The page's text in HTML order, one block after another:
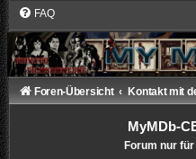
FAQ
Foren-Übersicht Kontakt mit
MyMDb-
Forum nur